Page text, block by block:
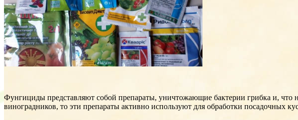
Фунгициды представляют собой препараты, уничтожающие бактерии грибка и,
виноградников, то эти препараты активно используют для обработки посадочных